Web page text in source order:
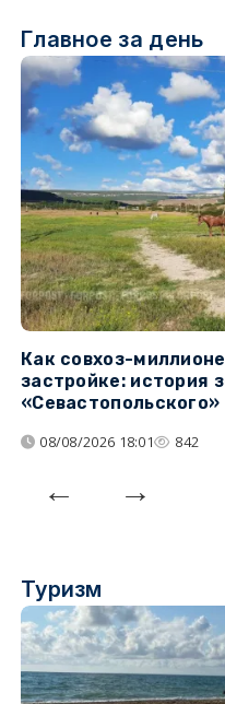
Главное за день
Как совхоз-
застройке: история
«Севастопольского»
08/08/2026 18:01 842
Туризм